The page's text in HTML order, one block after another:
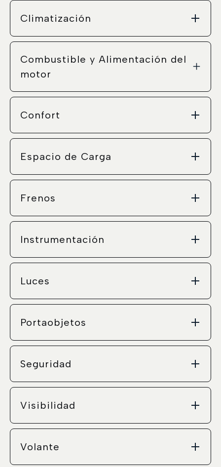
Climatización
Combustible y Alimentación del
motor
Confort
Espacio de Carga
Frenos
Instrumentación
Luces
Portaobjetos
Seguridad
Visibilidad
Volante